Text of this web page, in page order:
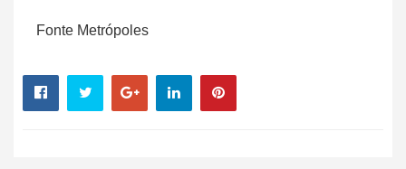
Fonte Metrópoles